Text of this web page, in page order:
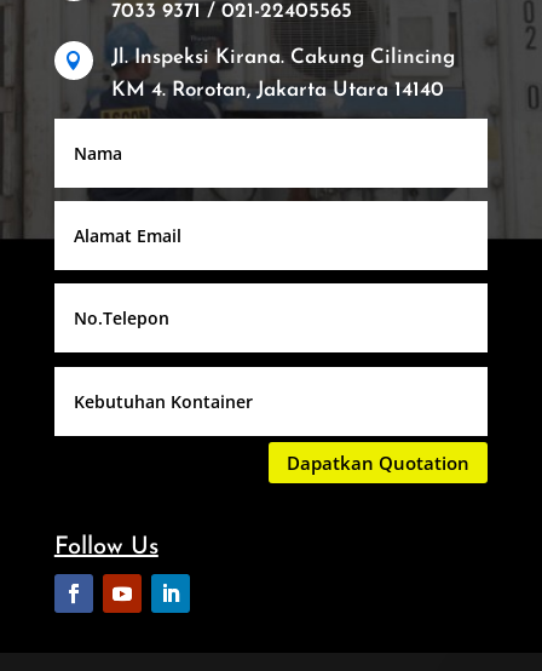
7033 9371 / 021-22405565

Jl. Inspeksi Kirana. Cakung Cilincing
KM 4. Rorotan, Jakarta Utara 14140
Dapatkan Quotation
Follow Us